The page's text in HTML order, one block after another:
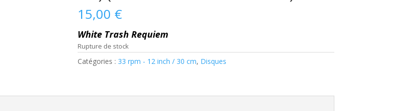
15,00 €
White Trash Requiem
Rupture de stock
Catégories : 33 rpm - 12 inch / 30 cm, Disques